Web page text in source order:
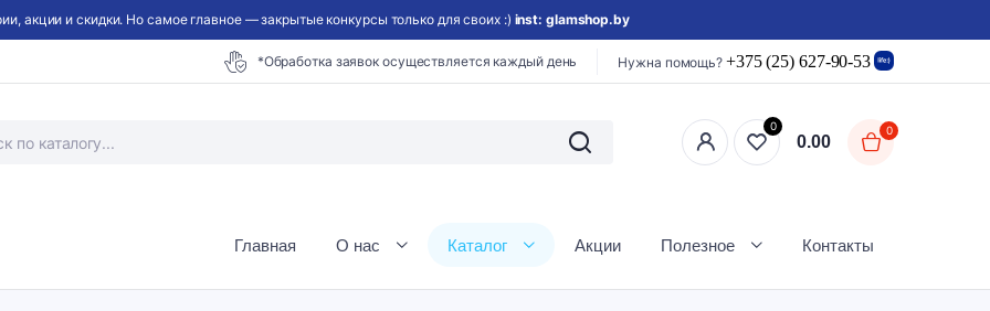
акции и скидки. Но самое главное — закрытые конкурсы только для своих :) inst: glamshop.by
*Обработка заявок осуществляется каждый день Нужна помощь? +375 (25) 627-90-53
0
0.00
0
Главная О нас Каталог Акции Полезное Контакты